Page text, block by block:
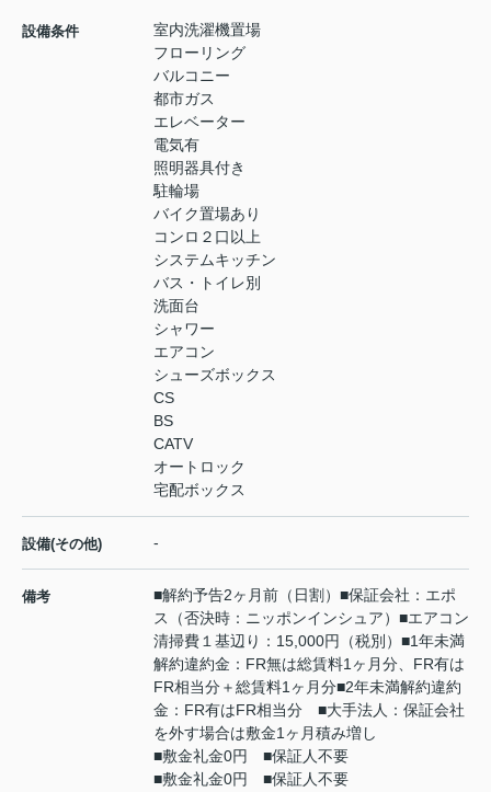
設備条件
室内洗濯機置場
フローリング
バルコニー
都市ガス
エレベーター
電気有
照明器具付き
駐輪場
バイク置場あり
コンロ２口以上
システムキッチン
バス・トイレ別
洗面台
シャワー
エアコン
シューズボックス
CS
BS
CATV
オートロック
宅配ボックス
設備(その他) -
備考
■解約予告2ヶ月前（日割）■保証会社：エポ
ス（否決時：ニッポンインシュア）■エアコン
清掃費１基辺り：15,000円（税別）■1年未満
解約違約金：FR無は総賃料1ヶ月分、FR有は
FR相当分＋総賃料1ヶ月分■2年未満解約違約
金：FR有はFR相当分 ■大手法人：保証会社
を外す場合は敷金1ヶ月積み増し
■敷金礼金0円 ■保証人不要
■敷金礼金0円 ■保証人不要